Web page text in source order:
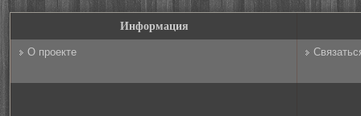
Информация
О проекте